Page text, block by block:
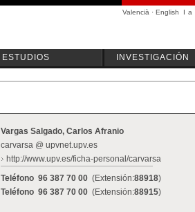
Valencià · English I a
ESTUDIOS INVESTIGACIÓN
Vargas Salgado, Carlos Afranio
carvarsa @ upvnet.upv.es
http://www.upv.es/ficha-personal/carvarsa
Teléfono 96 387 70 00 (Extensión:88918)
Teléfono 96 387 70 00 (Extensión:88915)